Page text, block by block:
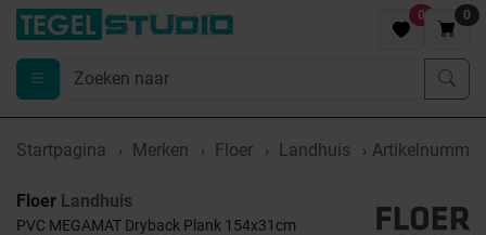
0 0
Startpagina Merken Floer Landhuis
Floer Landhuis
PVC MEGAMAT Dryback Plank 154x31cm